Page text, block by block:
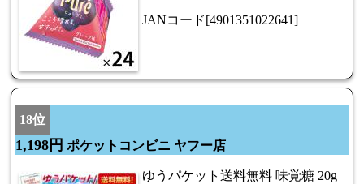
JANコード[4901351022641]
18位
1,198円 ポケットコンビニ ヤフー店
ゆうパケット送料無料 味覚糖 20g